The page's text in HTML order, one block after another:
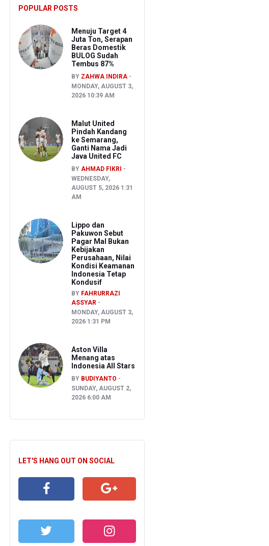
POPULAR POSTS
Menuju Target 4
Juta Ton, Serapan
Beras Domestik
BULOG Sudah
Tembus 87%
BY ZAHWA INDIRA
MONDAY, AUGUST 3,
2026 10:39 AM
Malut United
Pindah Kandang
ke Semarang,
Ganti Nama Jadi
Java United FC
BY AHMAD FIKRI
WEDNESDAY,
AUGUST 5, 2026 1:31
AM
Lippo dan
Pakuwon Sebut
Pagar Mal Bukan
Kebijakan
Perusahaan, Nilai
Kondisi Keamanan
Indonesia Tetap
Kondusif
BY FAHRURRAZI
ASSYAR
MONDAY, AUGUST 3,
2026 1:31 PM
Aston Villa
Menang atas
Indonesia All Stars
BY BUDIYANTO
SUNDAY, AUGUST 2,
2026 6:00 AM
LET'S HANG OUT ON SOCIAL